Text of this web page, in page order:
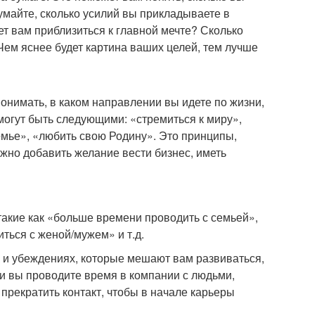
сколько усилий вы прикладываете в
приблизиться к главной мечте? Сколько
яснее будет картина ваших целей, тем лучше
в каком направлении вы идете по жизни,
быть следующими: «стремиться к миру»,
«любить свою Родину». Это принципы,
добавить желание вести бизнес, иметь
как «больше времени проводить с семьей»,
с женой/мужем» и т.д.
убеждениях, которые мешают вам развиваться,
вы проводите время в компании с людьми,
контакт, чтобы в начале карьеры